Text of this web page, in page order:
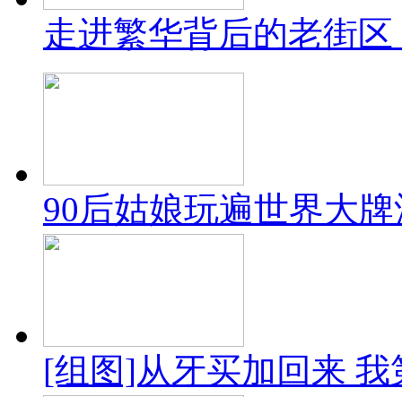
走进繁华背后的老街
90后姑娘玩遍世界大
[组图]从牙买加回来